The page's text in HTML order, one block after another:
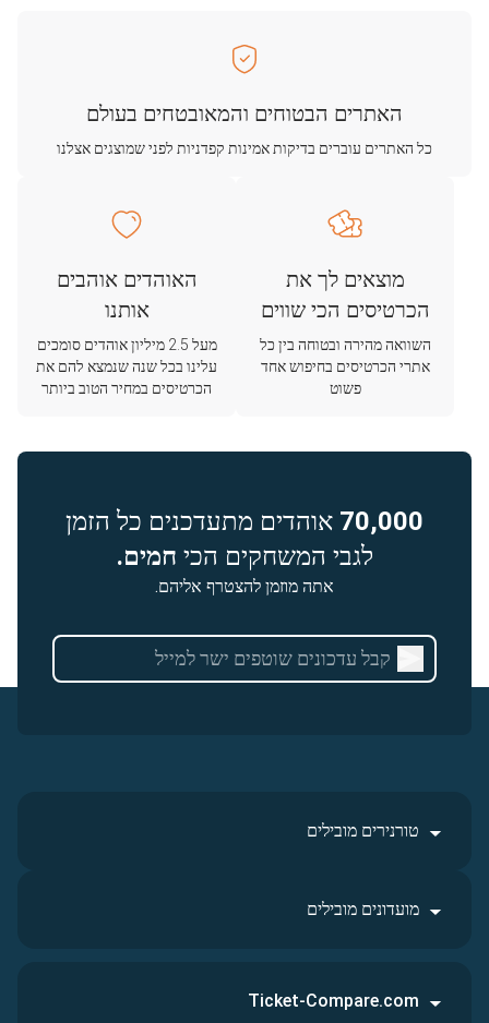
האתרים הבטוחים והמאובטחים בעולם
כל האתרים עוברים בדיקות אמינות קפדניות לפני שמוצגים אצלנו
מוצאים לך את
הכרטיסים הכי שווים
השוואה מהירה ובטוחה בין כל
אתרי הכרטיסים בחיפוש אחד
פשוט
האוהדים אוהבים
אותנו
מעל 2.5 מיליון אוהדים סומכים
עלינו בכל שנה שנמצא להם את
הכרטיסים במחיר הטוב ביותר
70,000 אוהדים מתעדכנים כל הזמן
לגבי המשחקים הכי חמים.
אתה מוזמן להצטרף אליהם.
טורנירים מובילים
מועדונים מובילים
Ticket-Compare.com